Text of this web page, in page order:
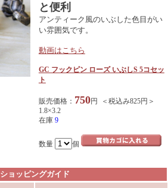
と便利
アンティーク風のいぶした色目がい
い雰囲気です。
動画はこちら
GC フックピン ローズ いぶしS 5コセッ
ト
販売価格： 750円 ＜税込み825円＞
1.8×3.2
在庫 9
数量 個
ショッピングガイド